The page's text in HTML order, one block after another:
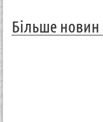
Більше новин